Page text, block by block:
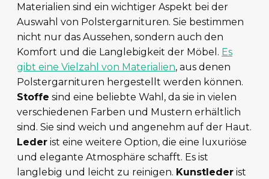
Materialien sind ein wichtiger Aspekt bei der
Auswahl von Polstergarnituren. Sie bestimmen
nicht nur das Aussehen, sondern auch den
Komfort und die Langlebigkeit der Möbel. Es
gibt eine Vielzahl von Materialien, aus denen
Polstergarnituren hergestellt werden können.
Stoffe sind eine beliebte Wahl, da sie in vielen
verschiedenen Farben und Mustern erhältlich
sind. Sie sind weich und angenehm auf der Haut.
Leder ist eine weitere Option, die eine luxuriöse
und elegante Atmosphäre schafft. Es ist
langlebig und leicht zu reinigen. Kunstleder ist